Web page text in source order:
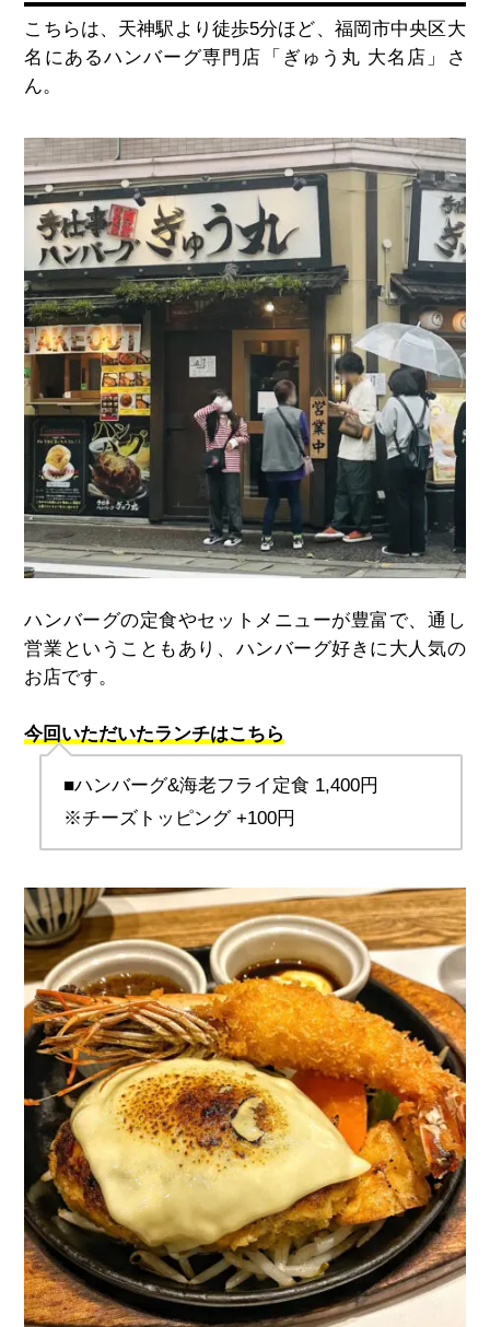
こちらは、天神駅より徒歩5分ほど、福岡市中央区大
名にあるハンバーグ専門店「ぎゅう丸 大名店」さ
ん。
ハンバーグの定食やセットメニューが豊富で、通し
営業ということもあり、ハンバーグ好きに大人気の
お店です。
今回いただいたランチはこちら
■ハンバーグ&海老フライ定食 1,400円
※チーズトッピング +100円